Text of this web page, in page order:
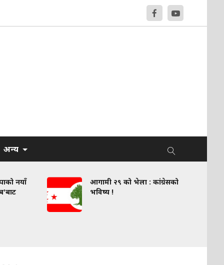
अन्य
नयाँ
आगामी २९ को भेला : कांग्रेसको
भविष्य !